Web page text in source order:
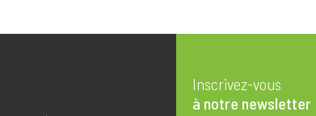
Inscrivez-vous
à notre newsletter